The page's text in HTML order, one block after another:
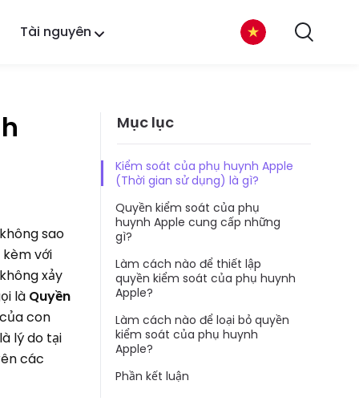
Tài nguyên
sao
kèm với
xảy
là Quyền
con
lý do tại
các
Mục lục
Kiểm soát của phụ huynh Apple
(Thời gian sử dụng) là gì?
Quyền kiểm soát của phụ
huynh Apple cung cấp những
gì?
Làm cách nào để thiết lập
quyền kiểm soát của phụ huynh
Apple?
Làm cách nào để loại bỏ quyền
kiểm soát của phụ huynh
Apple?
Phần kết luận